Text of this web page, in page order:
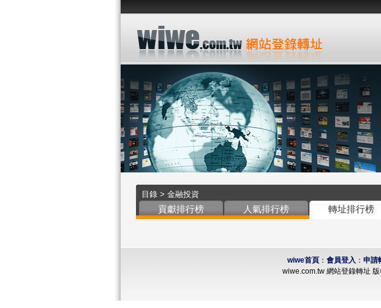
目錄 > 金融投資
貢獻排行榜 人氣排行榜 轉址排行榜
wiwe首頁： 會員登入 ： 申請
wiwe.com.tw 網站登錄轉址